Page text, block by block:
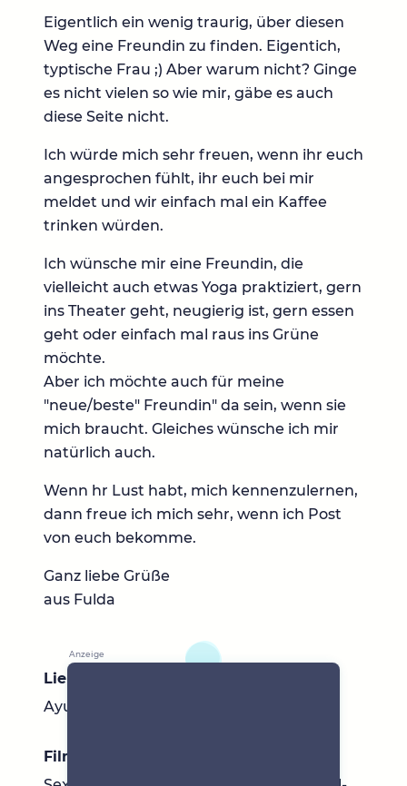
Eigentlich ein wenig traurig, über diesen
Weg eine Freundin zu finden. Eigentich,
typtische Frau ;) Aber warum nicht? Ginge
es nicht vielen so wie mir, gäbe es auch
diese Seite nicht.
Ich würde mich sehr freuen, wenn ihr euch
angesprochen fühlt, ihr euch bei mir
meldet und wir einfach mal ein Kaffee
trinken würden.
Ich wünsche mir eine Freundin, die
vielleicht auch etwas Yoga praktiziert, gern
ins Theater geht, neugierig ist, gern essen
geht oder einfach mal raus ins Grüne
möchte.
Aber ich möchte auch für meine
"neue/beste" Freundin" da sein, wenn sie
mich braucht. Gleiches wünsche ich mir
natürlich auch.
Wenn hr Lust habt, mich kennenzulernen,
dann freue ich mich sehr, wenn ich Post
von euch bekomme.
Ganz liebe Grüße
aus Fulda
Lieblingsbücher
Ayurvedische Kochbücher :)
Filme & Serien